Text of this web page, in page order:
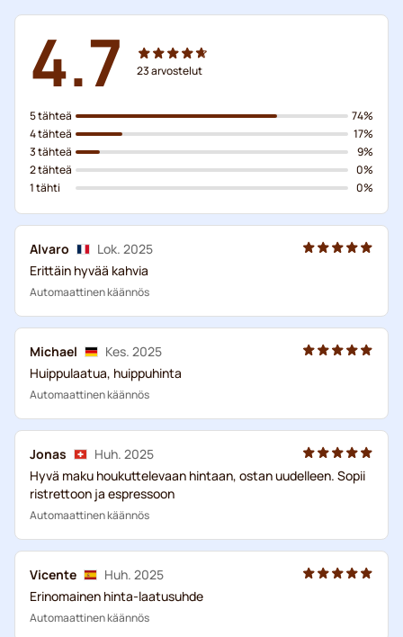
4.7 23arvostelut
5 tähteä
4 tähteä
3 tähteä
2 tähteä
1 tähti
74%
17%
9%
0%
0%
Alvaro
Lok. 2025
Erittäin hyvää kahvia
Automaattinen käännös
Michael
Kes. 2025
Huippulaatua, huippuhinta
Automaattinen käännös
Jonas
Huh. 2025
Hyvä maku houkuttelevaan hintaan, ostan uudelleen. Sopii
ristrettoon ja espressoon
Automaattinen käännös
Vicente
Huh. 2025
Erinomainen hinta-laatusuhde
Automaattinen käännös